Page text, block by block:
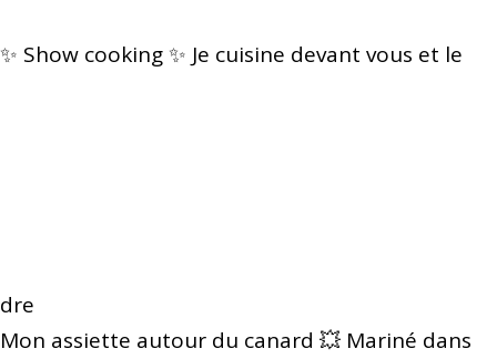
✨ Show cooking ✨ Je cuisine devant vous et le
dre
Mon assiette autour du canard 💥 Mariné dans